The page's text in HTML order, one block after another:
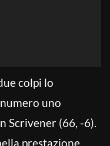
colpi lo
uno
Scrivener (66, -6).
prestazione